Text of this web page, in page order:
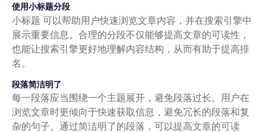
使用小标题分段
小标题 可以帮助用户快速浏览文章内容，并在搜索引擎中
展示重要信息。合理的分段不仅能够提高文章的可读性，
也能让搜索引擎更好地理解内容结构，从而有助于提高排
名。
段落简洁明了
每一段落应当围绕一个主题展开，避免段落过长。用户在
浏览文章时更倾向于快速获取信息，避免冗长的段落和复
杂的句子。通过简洁明了的段落，可以提高文章的可读